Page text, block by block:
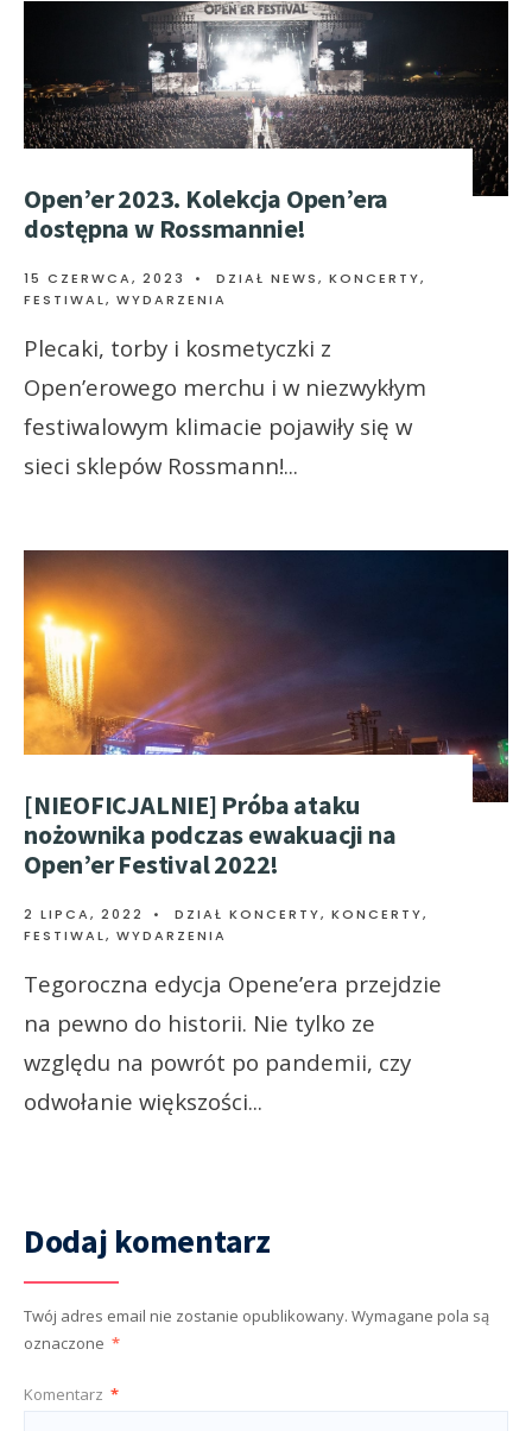
Open’er 2023. Kolekcja Open’era
dostępna w Rossmannie!
15 CZERWCA, 2023 • DZIAŁ NEWS, KONCERTY,
FESTIWAL, WYDARZENIA
Plecaki, torby i kosmetyczki z
Open’erowego merchu i w niezwykłym
festiwalowym klimacie pojawiły się w
sieci sklepów Rossmann!...
[NIEOFICJALNIE] Próba ataku
nożownika podczas ewakuacji na
Open’er Festival 2022!
2 LIPCA, 2022 • DZIAŁ KONCERTY, KONCERTY,
FESTIWAL, WYDARZENIA
Tegoroczna edycja Opene’era przejdzie
na pewno do historii. Nie tylko ze
względu na powrót po pandemii, czy
odwołanie większości...
Dodaj komentarz
Twój adres email nie zostanie opublikowany. Wymagane pola są
oznaczone *
Komentarz *